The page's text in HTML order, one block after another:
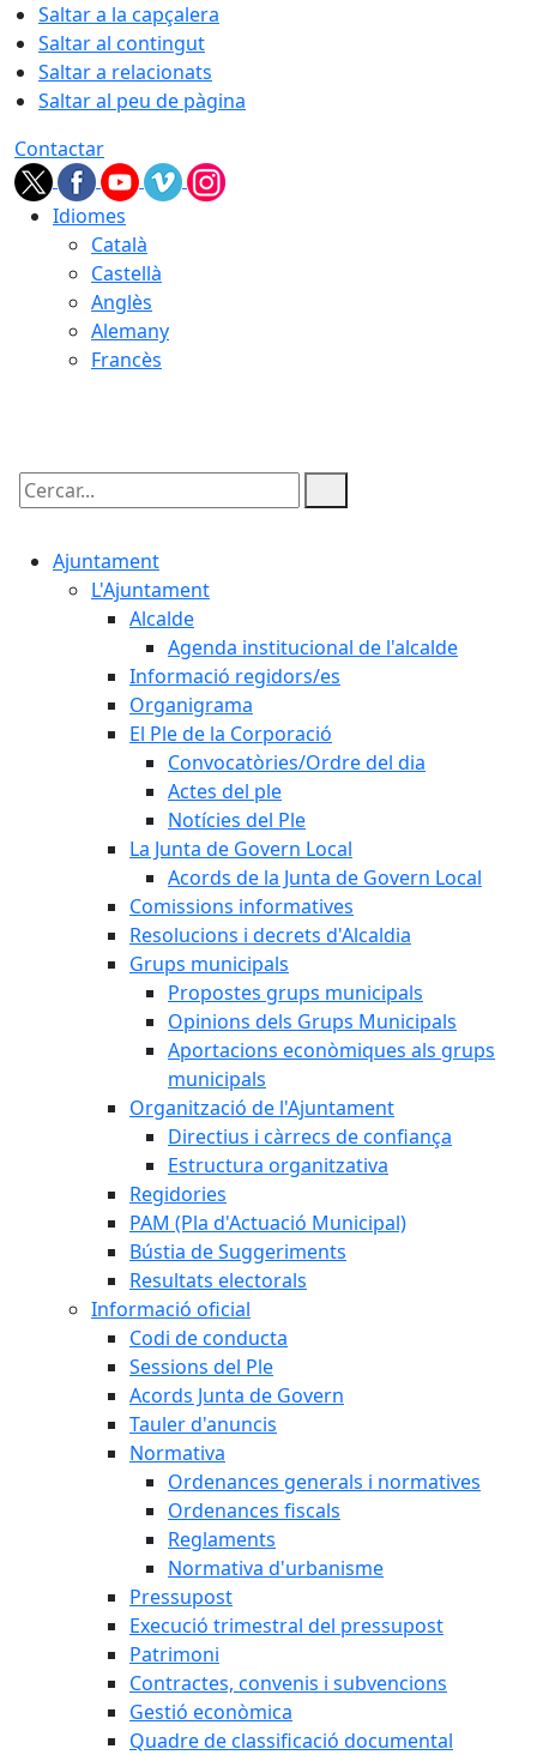
Saltar a la capçalera
Saltar al contingut
Saltar a relacionats
Saltar al peu de pàgina
Contactar
Idiomes
Català
Castellà
Anglès
Alemany
Francès
Cercar:
Ajuntament
L'Ajuntament
Alcalde
Agenda institucional de l'alcalde
Informació regidors/es
Organigrama
El Ple de la Corporació
Convocatòries/Ordre del dia
Actes del ple
Notícies del Ple
La Junta de Govern Local
Acords de la Junta de Govern Local
Comissions informatives
Resolucions i decrets d'Alcaldia
Grups municipals
Propostes grups municipals
Opinions dels Grups Municipals
Aportacions econòmiques als grups
municipals
Organització de l'Ajuntament
Directius i càrrecs de confiança
Estructura organitzativa
Regidories
PAM (Pla d'Actuació Municipal)
Bústia de Suggeriments
Resultats electorals
Informació oficial
Codi de conducta
Sessions del Ple
Acords Junta de Govern
Tauler d'anuncis
Normativa
Ordenances generals i normatives
Ordenances fiscals
Reglaments
Normativa d'urbanisme
Pressupost
Execució trimestral del pressupost
Patrimoni
Contractes, convenis i subvencions
Gestió econòmica
Quadre de classificació documental